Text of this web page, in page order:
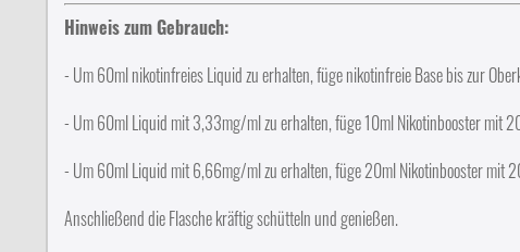
Hinweis zum Gebrauch:
- Um 60ml nikotinfreies Liquid zu erhalten, füge nikotinfreie Base bis zur
- Um 60ml Liquid mit 3,33mg/ml zu erhalten, füge 10ml Nikotinbooster mit
- Um 60ml Liquid mit 6,66mg/ml zu erhalten, füge 20ml Nikotinbooster mit
Anschließend die Flasche kräftig schütteln und genießen.